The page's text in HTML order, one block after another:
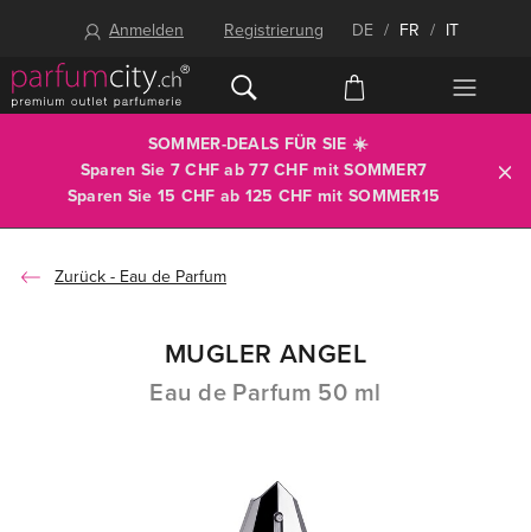
Anmelden Registrierung DE / FR / IT
SOMMER-DEALS FÜR SIE ☀️
Sparen Sie 7 CHF ab 77 CHF mitSOMMER7
Sparen Sie 15 CHF ab 125 CHF mit SOMMER15
Eau de Parfum
MUGLER ANGEL
Eau de Parfum 50 ml